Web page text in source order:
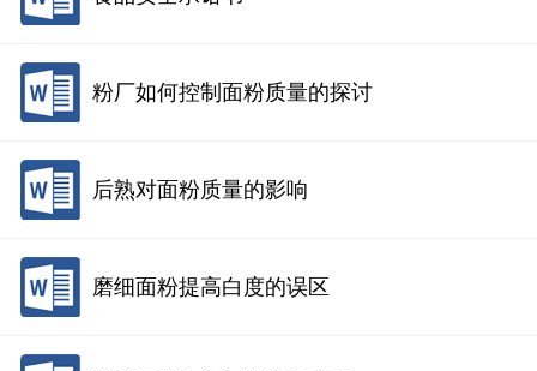
粉厂如何控制面粉质量的探讨
后熟对面粉质量的影响
磨细面粉提高白度的误区